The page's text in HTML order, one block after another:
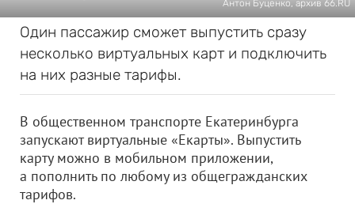
Антон Буценко, архив 66.RU
Один пассажир сможет выпустить сразу
несколько виртуальных карт и подключить
на них разные тарифы.
В общественном транспорте Екатеринбурга
запускают виртуальные «Екарты». Выпустить
карту можно в мобильном приложении,
а пополнить по любому из общегражданских
тарифов.